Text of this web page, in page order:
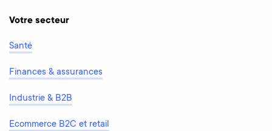
Votre secteur
Santé
Finances & assurances
Industrie & B2B
Ecommerce B2C et retail